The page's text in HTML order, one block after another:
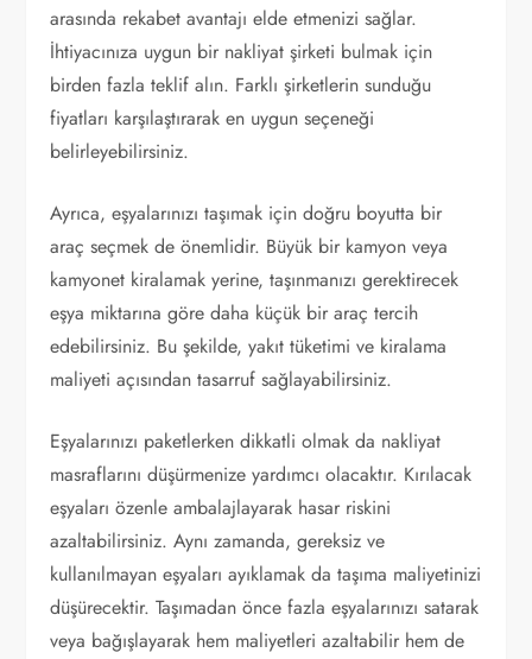
arasında rekabet avantajı elde etmenizi sağlar.
İhtiyacınıza uygun bir nakliyat şirketi bulmak için
birden fazla teklif alın. Farklı şirketlerin sunduğu
fiyatları karşılaştırarak en uygun seçeneği
belirleyebilirsiniz.
Ayrıca, eşyalarınızı taşımak için doğru boyutta bir
araç seçmek de önemlidir. Büyük bir kamyon veya
kamyonet kiralamak yerine, taşınmanızı gerektirecek
eşya miktarına göre daha küçük bir araç tercih
edebilirsiniz. Bu şekilde, yakıt tüketimi ve kiralama
maliyeti açısından tasarruf sağlayabilirsiniz.
Eşyalarınızı paketlerken dikkatli olmak da nakliyat
masraflarını düşürmenize yardımcı olacaktır. Kırılacak
eşyaları özenle ambalajlayarak hasar riskini
azaltabilirsiniz. Aynı zamanda, gereksiz ve
kullanılmayan eşyaları ayıklamak da taşıma maliyetinizi
düşürecektir. Taşımadan önce fazla eşyalarınızı satarak
veya bağışlayarak hem maliyetleri azaltabilir hem de